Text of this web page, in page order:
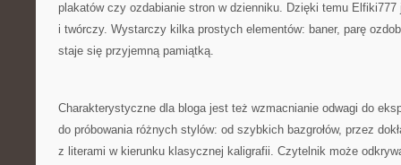
plakatów czy ozdabianie stron w dzienniku. Dzięki temu
i twórczy. Wystarczy kilka prostych elementów: baner, parę
staje się przyjemną pamiątką.
Charakterystyczne dla bloga jest też wzmacnianie odwagi do
do próbowania różnych stylów: od szybkich bazgrołów, przez
z literami w kierunku klasycznej kaligrafii. Czytelnik może